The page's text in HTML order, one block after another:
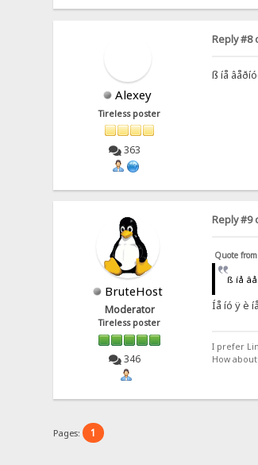
Alexey
Tireless poster
363
Reply #8
ß íå
BruteHost
Moderator
Tireless poster
346
Reply #9
Quote
ß íå
Íå íó ÿ è
I prefer
How about
Pages: 1